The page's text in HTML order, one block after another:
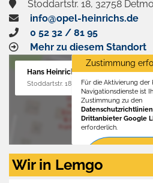
Stoddartstr. 18, 32758
info@opel-heinrichs.de
0 52 32 / 81 95
Mehr zu diesem Standort
Hans Heinrichs GmbH
Stoddartstr. 18, 32758 Detmold
Zustimmung
Für die Aktivierung der
Navigationsdienste ist
Zustimmung zu den
Drittanbieter Google
erforderlich.
aktivieren
Wir in Lemgo